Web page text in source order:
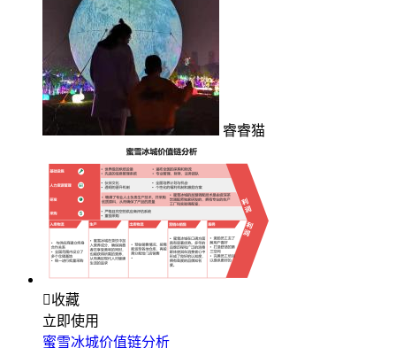
睿睿猫
收藏
立即使用
蜜雪冰城价值链分析